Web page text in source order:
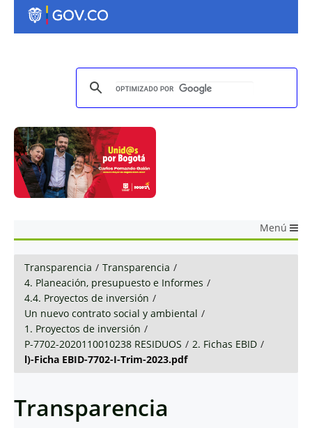
Menú
Transparencia / Transparencia /
4. Planeación, presupuesto e Informes /
4.4. Proyectos de inversión /
Un nuevo contrato social y ambiental /
1. Proyectos de inversión /
P-7702-2020110010238 RESIDUOS / 2. Fichas EBID /
l)-Ficha EBID-7702-I-Trim-2023.pdf
Transparencia